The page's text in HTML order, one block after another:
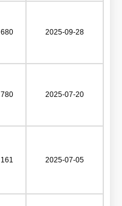
680 2025-09-28
780 2025-07-20
161 2025-07-05